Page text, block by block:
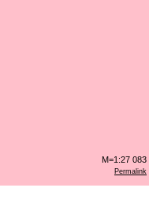
Permalink
M=1:27 083